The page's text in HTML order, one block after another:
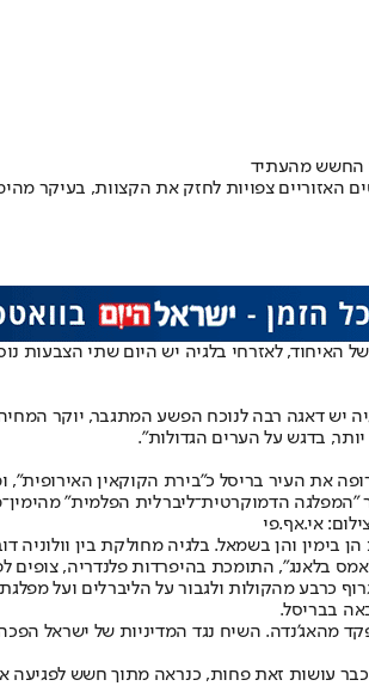
החשש מהעתיד
צפויות לחזק את הקצוות, בעיקר
האיחוד, לאזרחי בלגיה יש היום שתי
יש דאגה רבה לנוכח הפשע המתגבר, יוקר
בדגש על הערים הגדולות".
את העיר בריסל כ"בירת הקוקאין האירופית",
הדמוקרטית־ליברלית הפלמית"
אי.אף.פי
בימין והן בשמאל. בלגיה מחולקת בין
פלנדריה, צופים לפחות 25% מהקולות, ל"ברית הפלמית החדשה"
כרבע מהקולות ולגבור על הליברלים ועל
בבריסל.
מהאג'נדה. השיח נגד המדיניות של ישראל
עושות זאת פחות, כנראה מתוך חשש